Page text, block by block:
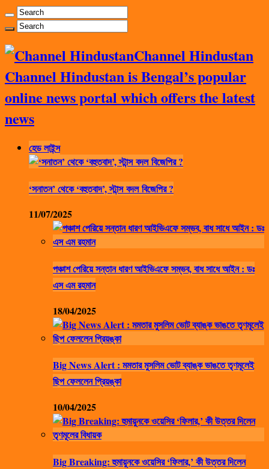
Channel Hindustan
Channel Hindustan is Bengal’s popular
online news portal which offers the latest
news
হেড লাইন্স
‘সনাতন’ থেকে ‘বহুতবাদ’, স্টান্স বদল বিজেপির ?
11/07/2025
পঞ্চাশ পেরিয়ে সন্তান ধারণ আইভিএফে সম্ভব, বাধ সাধে আইন : ডঃ
এস এম রহমান
18/04/2025
Big News Alert : মমতার মুসলিম ভোট ব্যাঙ্ক ভাঙতে তৃণমূলেই
ছিপ ফেললেন প্রিয়ঙ্কা
10/04/2025
Big Breaking: হুমায়ুনকে ওয়েসির ‘ফিলার,’ কী উত্তর দিলেন